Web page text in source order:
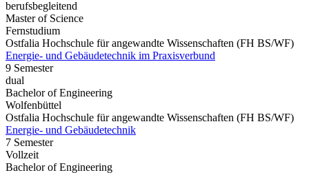
berufsbegleitend
Master of Science
Fernstudium
Ostfalia Hochschule für angewandte Wissenschaften (FH BS/WF)
Energie- und Gebäudetechnik im Praxisverbund
9 Semester
dual
Bachelor of Engineering
Wolfenbüttel
Ostfalia Hochschule für angewandte Wissenschaften (FH BS/WF)
Energie- und Gebäudetechnik
7 Semester
Vollzeit
Bachelor of Engineering